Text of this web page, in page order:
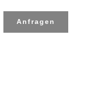
Anfragen